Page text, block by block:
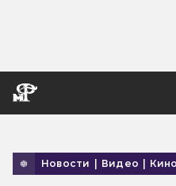
Новости | Видео | Кино